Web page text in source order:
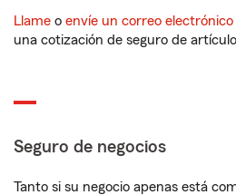
Llame o envíe un correo electrónico
una cotización de seguro de
Seguro de negocios
Tanto si su negocio apenas está